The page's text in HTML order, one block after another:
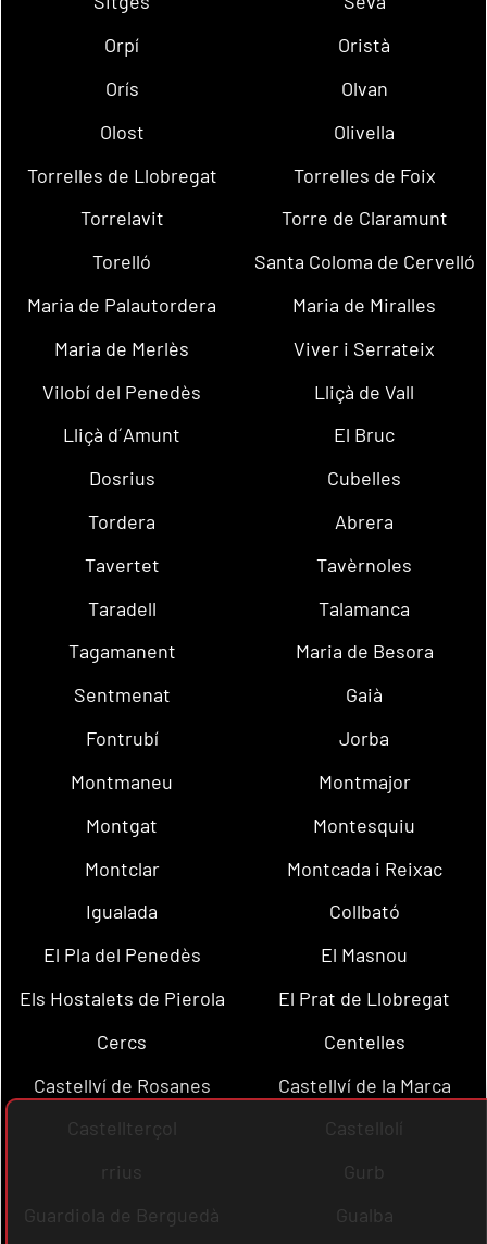
Orpí
Oristà
Orís
Olvan
Olost
Olivella
Torrelles de Llobregat
Torrelles de Foix
Torrelavit
Torre de Claramunt
Torelló
Santa Coloma de Cervelló
Maria de Palautordera
Maria de Miralles
Maria de Merlès
Viver i Serrateix
Vilobí del Penedès
Lliçà de Vall
Lliçà d´Amunt
El Bruc
Dosrius
Cubelles
Tordera
Abrera
Tavertet
Tavèrnoles
Taradell
Talamanca
Tagamanent
Maria de Besora
Sentmenat
Gaià
Fontrubí
Jorba
Montmaneu
Montmajor
Montgat
Montesquiu
Montclar
Montcada i Reixac
Igualada
Collbató
El Pla del Penedès
El Masnou
Els Hostalets de Pierola
El Prat de Llobregat
Cercs
Centelles
Castellví de Rosanes
Castellví de la Marca
Castellterçol
Castellolí
rrius
Gurb
Guardiola de Berguedà
Gualba